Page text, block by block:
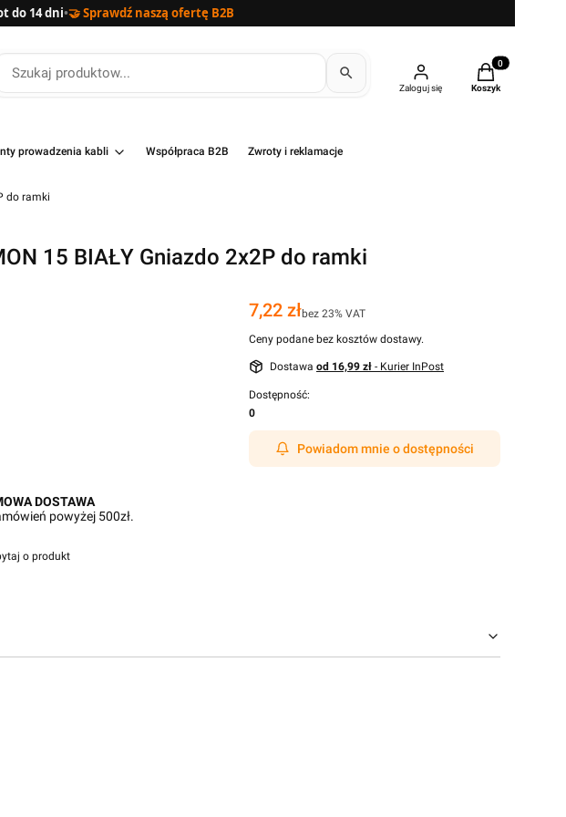
do 14 dni•🤝 Sprawdź naszą ofertę B2B
Zaloguj się
Produkty w
Koszyk
prowadzenia kabli Współpraca B2B Zwroty i reklamacje
do ramki
15 BIAŁY Gniazdo 2x2P do ramki
Cena
7,22 złbez 23% VAT
Ceny podane bez kosztów dostawy.
Dostawa od 16,99 zł - Kurier InPost
Dostępność:
0
Powiadom mnie o dostępności
DOSTAWA
powyżej 500zł.
o produkt